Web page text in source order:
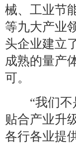
械、工业节
等九大产业
头企业建立
成熟的量产
可。
“我们不是
贴合产业升
各行各业提